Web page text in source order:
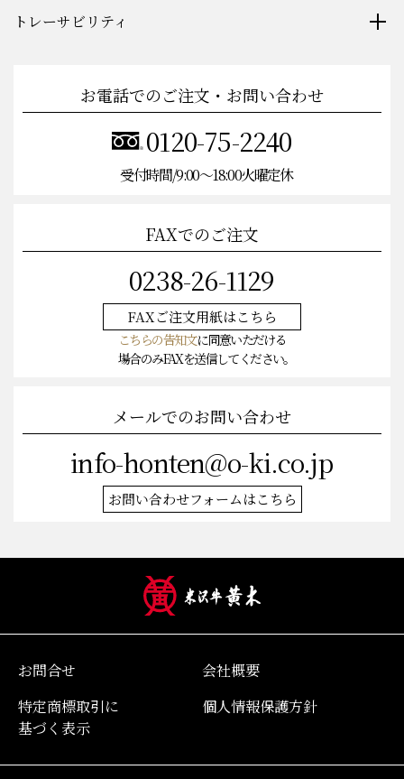
トレーサビリティ
お電話でのご注文・お問い合わせ
0120-75-2240
受付時間/9:00〜18:00火曜定休
FAXでのご注文
0238-26-1129
FAXご注文用紙はこちら
こちらの告知文に同意いただける
場合のみFAXを送信してください。
メールでのお問い合わせ
info-honten@o-ki.co.jp
お問い合わせフォームはこちら
お問合せ
会社概要
特定商標取引に
基づく表示
個人情報保護方針